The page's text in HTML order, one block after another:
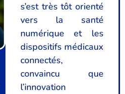
s’est très tôt orienté
vers la santé
numérique et les
dispositifs médicaux
connectés,
convaincu que
l’innovation